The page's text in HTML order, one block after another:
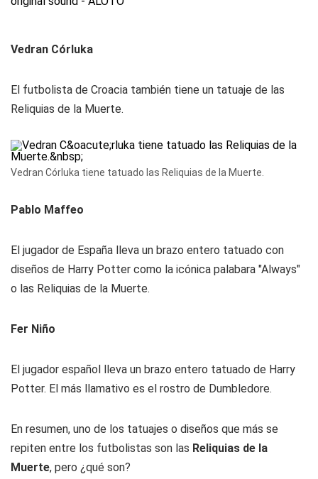
Vedran Córluka
El futbolista de Croacia también tiene un tatuaje de las
Reliquias de la Muerte.
Vedran Córluka tiene tatuado las Reliquias de la Muerte.
Pablo Maffeo
El jugador de España lleva un brazo entero tatuado con
diseños de Harry Potter como la icónica palabara "Always"
o las Reliquias de la Muerte.
Fer Niño
El jugador español lleva un brazo entero tatuado de Harry
Potter. El más llamativo es el rostro de Dumbledore.
En resumen, uno de los tatuajes o diseños que más se
repiten entre los futbolistas son las Reliquias de la
Muerte, pero ¿qué son?